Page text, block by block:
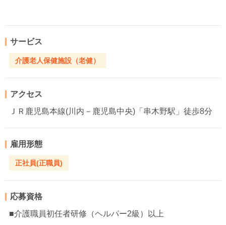
サービス
介護老人保健施設（老健）
アクセス
ＪＲ鹿児島本線(川内－鹿児島中央)「串木野駅」徒歩8分
雇用形態
正社員(正職員)
応募資格
■介護職員初任者研修（ヘルパー2級）以上